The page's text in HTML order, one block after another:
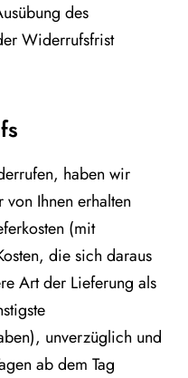
des
Widerrufsfrist
haben wir
Ihnen erhalten
(mit
die sich daraus
Art der Lieferung als
unverzüglich und
ab dem Tag